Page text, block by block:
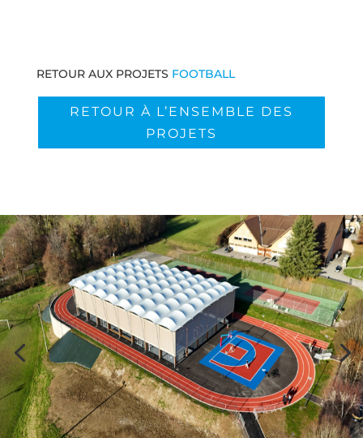
RETOUR AUX PROJETS FOOTBALL
RETOUR À L’ENSEMBLE DES
PROJETS